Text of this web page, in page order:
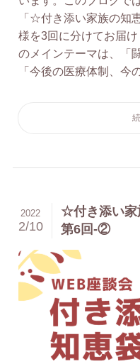
「☆付き添い家族の
様を3回に分けてお届
のメインテーマは、「
「今後の医療体制、今
☆付き添い
第6回-②
2022
2/10